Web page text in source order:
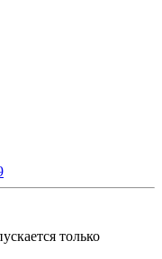
только